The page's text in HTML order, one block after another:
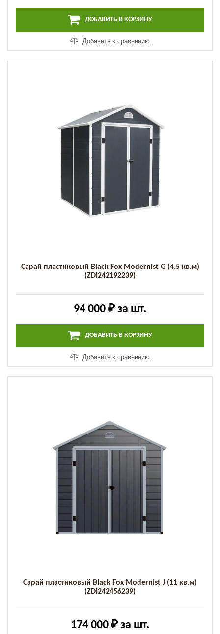
ДОБАВИТЬ В КОРЗИНУ
Добавить к сравнению
Сарай пластиковый Black Fox Modernist G (4.5 кв.м)
(ZDI242192239)
94 000 ₽ за шт.
ДОБАВИТЬ В КОРЗИНУ
Добавить к сравнению
Сарай пластиковый Black Fox Modernist J (11 кв.м)
(ZDI242456239)
174 000 ₽ за шт.